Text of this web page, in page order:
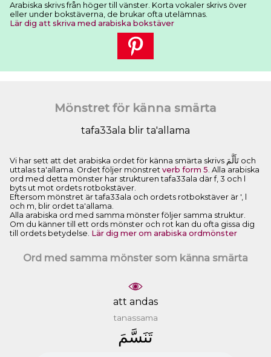
Arabiska skrivs från höger till vänster. Korta vokaler skrivs över
eller under bokstäverna, de brukar ofta utelämnas.
Lär dig att skriva med arabiska bokstäver
Mönstret för känna smärta
tafa33ala blir ta'allama
Vi har sett att det arabiska ordet för känna smärta skrivs ﺗَﺄَﻟَّﻢَ och
uttalas ta'allama. Ordet följer mönstret verb form 5. Alla arabiska
ord med detta mönster har strukturen tafa33ala där f, 3 och l
byts ut mot ordets rotbokstäver.
Eftersom mönstret är tafa33ala och ordets rotbokstäver är ', l
och m, blir ordet ta'allama.
Alla arabiska ord med samma mönster följer samma struktur.
Om du känner till ett ords mönster och rot kan du ofta gissa dig
till ordets betydelse. Lär dig mer om arabiska ordmönster
Ord med samma mönster som känna smärta
att andas
tanassama
ﺗَﻨَﺴَّﻢَ